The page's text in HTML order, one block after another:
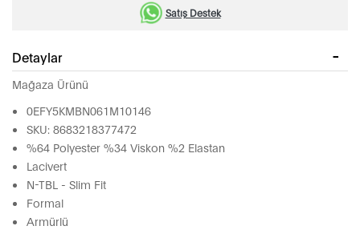
Satış Destek
Detaylar
Mağaza Ürünü
0EFY5KMBN061M10146
SKU: 8683218377472
%64 Polyester %34 Viskon %2 Elastan
Lacivert
N-TBL - Slim Fit
Formal
Armürlü